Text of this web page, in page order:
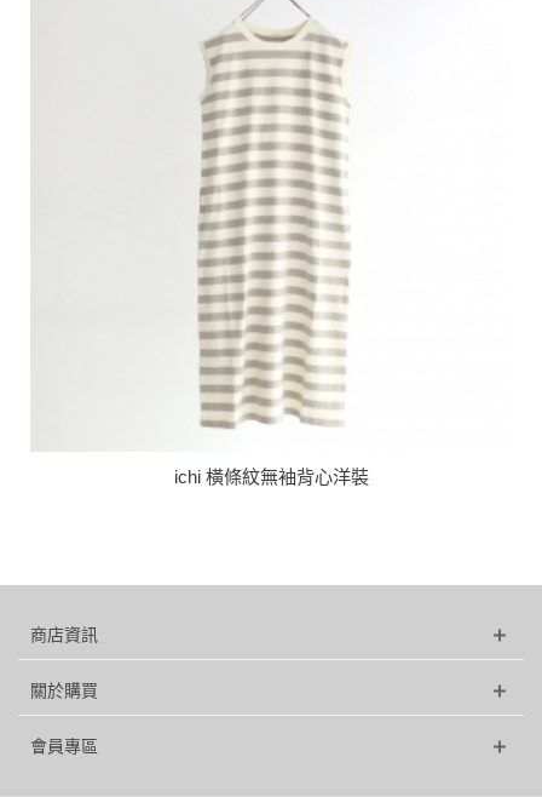
ichi 橫條紋無袖背心洋裝
商店資訊
關於購買
會員專區